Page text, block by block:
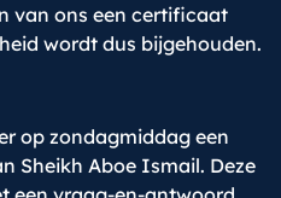
van ons een certificaat
wordt dus bijgehouden.
op zondagmiddag een
Sheikh Aboe Ismail. Deze